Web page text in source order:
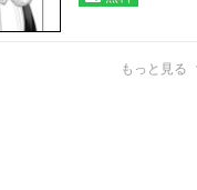
もっと見る